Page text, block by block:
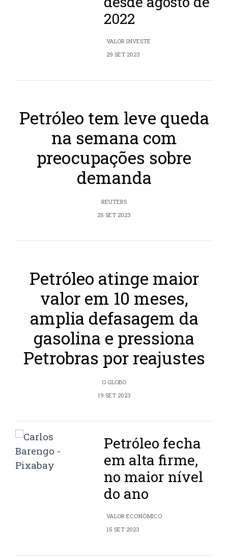
2022
VALOR INVESTE
29 SET 2023
Petróleo tem leve queda
na semana com
preocupações sobre
demanda
REUTERS
25 SET 2023
Petróleo atinge maior
valor em 10 meses,
amplia defasagem da
gasolina e pressiona
Petrobras por reajustes
O GLOBO
19 SET 2023
Petróleo fecha
em alta firme,
no maior nível
do ano
VALOR ECONÔMICO
15 SET 2023